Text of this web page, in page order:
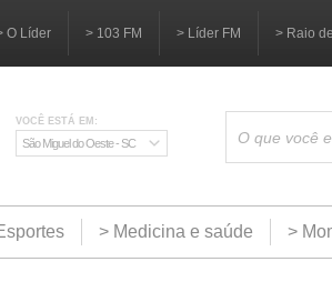
O Líder > 103 FM > Líder FM > Raio
VOCÊ ESTÁ EM:
São Miguel do Oeste - SC
> Medicina e saúde >